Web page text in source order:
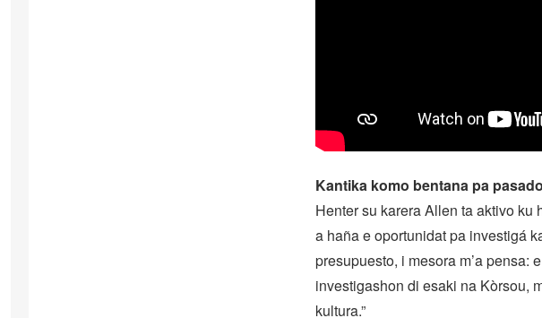
Kantika komo bentana pa pasado
Henter su karera Allen ta aktivo ku
a haña e oportunidat pa investigá
presupuesto, i mesora m’a pensa:
investigashon di esaki na Kòrsou,
kultura.”